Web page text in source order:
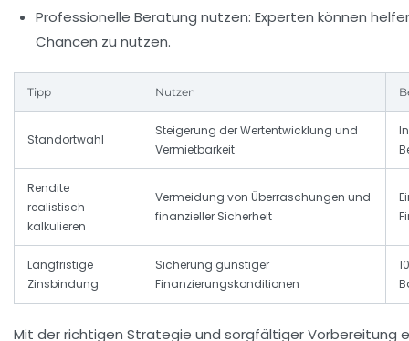
Professionelle Beratung nutzen: Experten können
Chancen zu nutzen.
Tipp Nutzen
Standortwahl
Steigerung der Wertentwicklung und
Vermietbarkeit
Rendite
realistisch
kalkulieren
Vermeidung von Überraschungen und
finanzieller Sicherheit
Langfristige
Zinsbindung
Sicherung günstiger
Finanzierungskonditionen
Mit der richtigen Strategie und sorgfältiger Vorbereitung